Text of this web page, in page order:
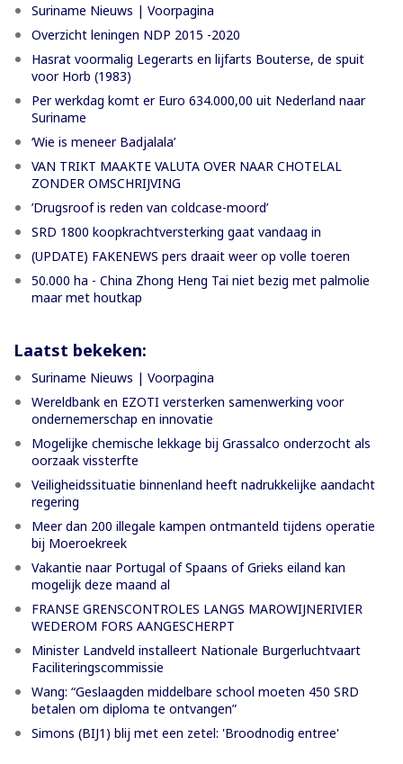
Suriname Nieuws | Voorpagina
Overzicht leningen NDP 2015 -2020
Hasrat voormalig Legerarts en lijfarts Bouterse, de spuit
voor Horb (1983)
Per werkdag komt er Euro 634.000,00 uit Nederland naar
Suriname
‘Wie is meneer Badjalala’
VAN TRIKT MAAKTE VALUTA OVER NAAR CHOTELAL
ZONDER OMSCHRIJVING
’Drugsroof is reden van coldcase-moord’
SRD 1800 koopkrachtversterking gaat vandaag in
(UPDATE) FAKENEWS pers draait weer op volle toeren
50.000 ha - China Zhong Heng Tai niet bezig met palmolie
maar met houtkap
Laatst bekeken:
Suriname Nieuws | Voorpagina
Wereldbank en EZOTI versterken samenwerking voor
ondernemerschap en innovatie
Mogelijke chemische lekkage bij Grassalco onderzocht als
oorzaak vissterfte
Veiligheidssituatie binnenland heeft nadrukkelijke aandacht
regering
Meer dan 200 illegale kampen ontmanteld tijdens operatie
bij Moeroekreek
Vakantie naar Portugal of Spaans of Grieks eiland kan
mogelijk deze maand al
FRANSE GRENSCONTROLES LANGS MAROWIJNERIVIER
WEDEROM FORS AANGESCHERPT
Minister Landveld installeert Nationale Burgerluchtvaart
Faciliteringscommissie
Wang: “Geslaagden middelbare school moeten 450 SRD
betalen om diploma te ontvangen”
Simons (BIJ1) blij met een zetel: 'Broodnodig entree'